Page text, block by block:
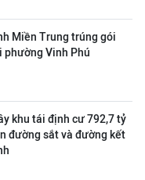
Miền Trung trúng gói
phường Vinh Phú
khu tái định cư 792,7 tỷ
đường sắt và đường kết